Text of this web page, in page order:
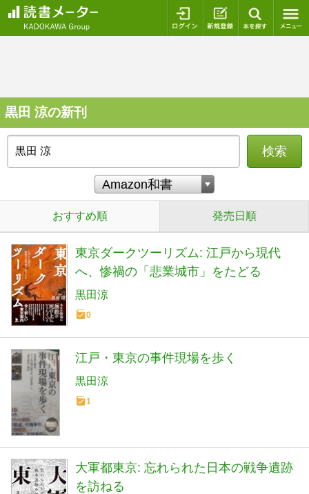
ログイン 新規登録
黒田 涼の新刊
検索
おすすめ順 発売日順
東京ダークツーリズム: 江戸から現代
へ、惨禍の「悲業城市」をたどる
黒田涼
0
江戸・東京の事件現場を歩く
黒田涼
1
大軍都東京: 忘れられた日本の戦争遺跡
を訪ねる